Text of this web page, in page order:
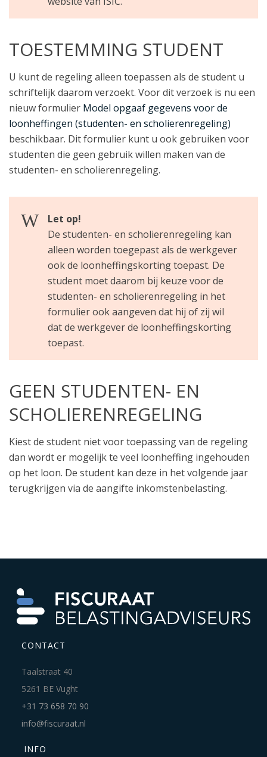
TOESTEMMING STUDENT
U kunt de regeling alleen toepassen als de student u
schriftelijk daarom verzoekt. Voor dit verzoek is nu een
nieuw formulier Model opgaaf gegevens voor de
loonheffingen (studenten- en scholierenregeling)
beschikbaar. Dit formulier kunt u ook gebruiken voor
studenten die geen gebruik willen maken van de
studenten- en scholierenregeling.
Let op!
De studenten- en scholierenregeling kan
alleen worden toegepast als de werkgever
ook de loonheffingskorting toepast. De
student moet daarom bij keuze voor de
studenten- en scholierenregeling in het
formulier ook aangeven dat hij of zij wil
dat de werkgever de loonheffingskorting
toepast.
GEEN STUDENTEN- EN
SCHOLIERENREGELING
Kiest de student niet voor toepassing van de regeling
dan wordt er mogelijk te veel loonheffing ingehouden
op het loon. De student kan deze in het volgende jaar
terugkrijgen via de aangifte inkomstenbelasting.
CONTACT
Taalstraat 40
5261 BE Vught
+31 73 658 70 90
info@fiscuraat.nl
INFO